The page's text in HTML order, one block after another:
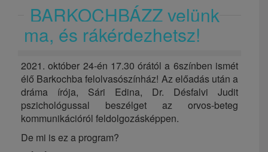
BARKOCHBÁZZ velünk
ma, és rákérdezhetsz!
2021. október 24-én 17.30 órától a 6színben ismét
élő Barkochba felolvasószínház! Az előadás után a
dráma írója, Sári Edina, Dr. Désfalvi Judit
pszichológussal beszélget az orvos-beteg
kommunikációról feldolgozásképpen.
De mi is ez a program?